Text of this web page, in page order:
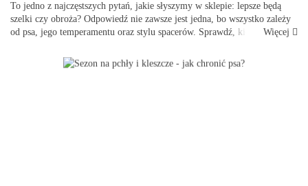
To jedno z najczęstszych pytań, jakie słyszymy w sklepie: lepsze będą
szelki czy obroża? Odpowiedź nie zawsze jest jedna, bo wszystko zależy
od psa, jego temperamentu oraz stylu spacerów. Sprawdź, kiedy które
Więcej